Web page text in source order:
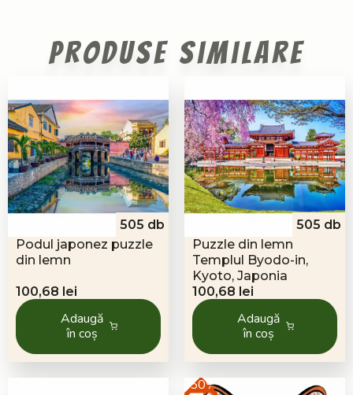
Produse similare
505 db
Podul japonez puzzle
din lemn
100,68 lei
Adaugă
în coș
505 db
Puzzle din lemn
Templul Byodo-in,
Kyoto, Japonia
100,68 lei
Adaugă
în coș
-50%